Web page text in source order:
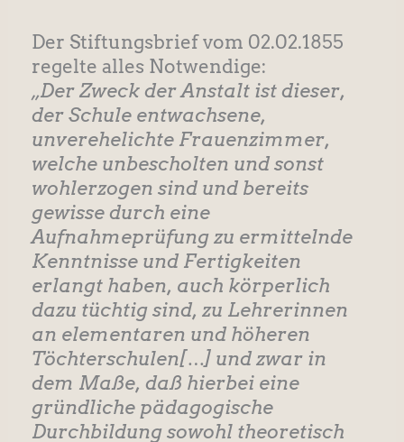
Der Stiftungsbrief vom 02.02.1855
regelte alles Notwendige:
„Der Zweck der Anstalt ist dieser,
der Schule entwachsene,
unverehelichte Frauenzimmer,
welche unbescholten und sonst
wohlerzogen sind und bereits
gewisse durch eine
Aufnahmeprüfung zu ermittelnde
Kenntnisse und Fertigkeiten
erlangt haben, auch körperlich
dazu tüchtig sind, zu Lehrerinnen
an elementaren und höheren
Töchterschulen[…] und zwar in
dem Maße, daß hierbei eine
gründliche pädagogische
Durchbildung sowohl theoretisch